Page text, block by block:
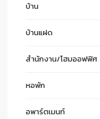
บ้าน
บ้านแฝด
สำนักงาน/โฮมออฟฟิศ
หอพัก
อพาร์ตเมนท์